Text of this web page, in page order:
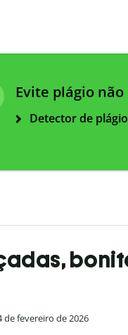
Evite plágio
Detector de plágio
de fevereiro de 2026